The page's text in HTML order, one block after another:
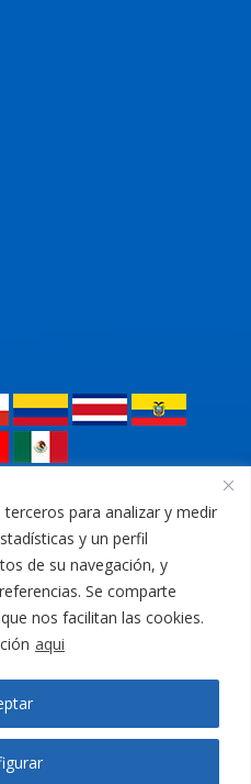
para analizar y medir
y un perfil
de su navegación, y
Se comparte
nos facilitan las cookies.
aqui